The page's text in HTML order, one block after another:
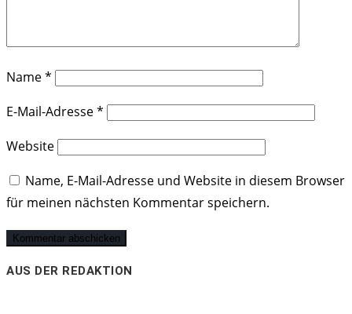
Name*
E-Mail-Adresse*
Website
Name, E-Mail-Adresse und Website in diesem Browser
für meinen nächsten Kommentar speichern.
AUS DER REDAKTION